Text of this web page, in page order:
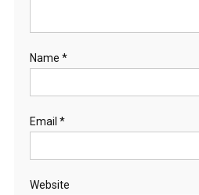
Name *
Email *
Website